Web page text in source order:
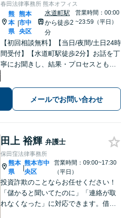
春田法律事務所 熊本オフィス
熊
本
県
|
熊本
市中
央区
水道町駅
から徒歩2
分
営業時間：00:00
~23:59（平日）
【初回相談無料】【当日/夜間/土日24時
間受付】【水道町駅徒歩2分】お話を丁
寧にお聞きし、結果・プロセスともに
メールでお問い合わせ
田上 裕輝 弁護士
保田窪法律事務所
熊本
県
|
熊本市中
央区
営業時間：09:00~17:30
（平日）
投資詐欺のことならお任せください！
「儲かると聞いてたのに」「連絡が取
れなくなった」に対応できます。借